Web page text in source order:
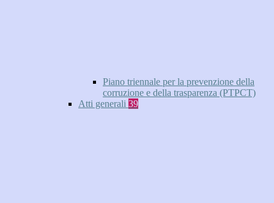
Piano triennale per la prevenzione della
corruzione e della trasparenza (PTPCT)
Atti generali 39